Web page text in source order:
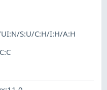
UI:N/S:U/C:H/I:H/A:H